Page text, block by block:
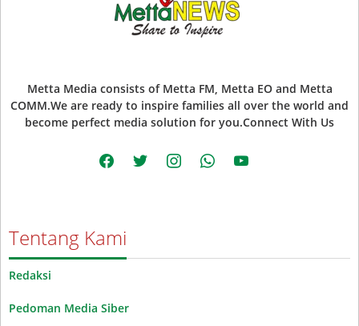
Metta Media consists of Metta FM, Metta EO and Metta
COMM.We are ready to inspire families all over the world and
become perfect media solution for you.Connect With Us
facebooktwitter instagramwhatsappyoutube
Tentang Kami
Redaksi
Pedoman Media Siber